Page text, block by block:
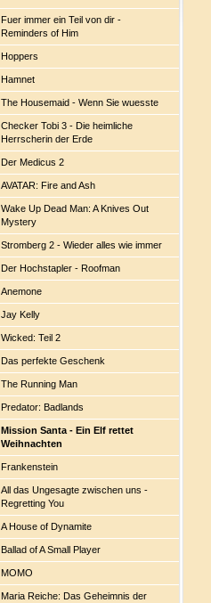
Fuer immer ein Teil von dir -
Reminders of Him
Hoppers
Hamnet
The Housemaid - Wenn Sie wuesste
Checker Tobi 3 - Die heimliche
Herrscherin der Erde
Der Medicus 2
AVATAR: Fire and Ash
Wake Up Dead Man: A Knives Out
Mystery
Stromberg 2 - Wieder alles wie immer
Der Hochstapler - Roofman
Anemone
Jay Kelly
Wicked: Teil 2
Das perfekte Geschenk
The Running Man
Predator: Badlands
Mission Santa - Ein Elf rettet
Weihnachten
Frankenstein
All das Ungesagte zwischen uns -
Regretting You
A House of Dynamite
Ballad of A Small Player
MOMO
Maria Reiche: Das Geheimnis der